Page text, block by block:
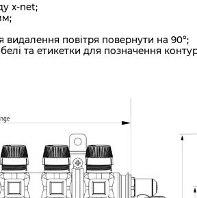
x-net;
повітря повернути на 90°;
та етикетки для позначення